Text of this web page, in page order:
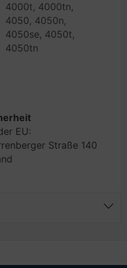
4000t, 4000tn,
4050, 4050n,
4050se, 4050t,
4050tn
EU:
Straße 140